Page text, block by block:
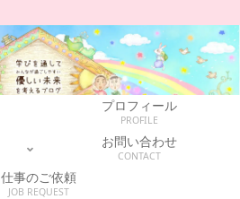
プロフィール
PROFILE
お問い合わせ
CONTACT
仕事のご依頼
JOB REQUEST